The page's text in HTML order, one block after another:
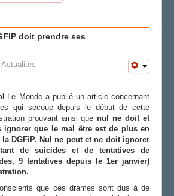
doit prendre ses
Actualités
Le Monde a publié un article concernant
qui secoue depuis le début de cette
prouvant ainsi quenul ne doit et
ignorer que le mal être est de plus en
DGFiP. Nul ne peut et ne doit ignorer
de suicides et de tentatives de
9 tentatives depuis le 1er janvier)
que ces drames sont dus à de